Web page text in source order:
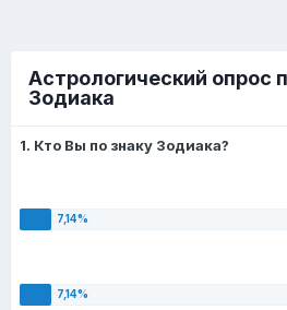
Астрологический опрос
Зодиака
1. Кто Вы по знаку Зодиака?